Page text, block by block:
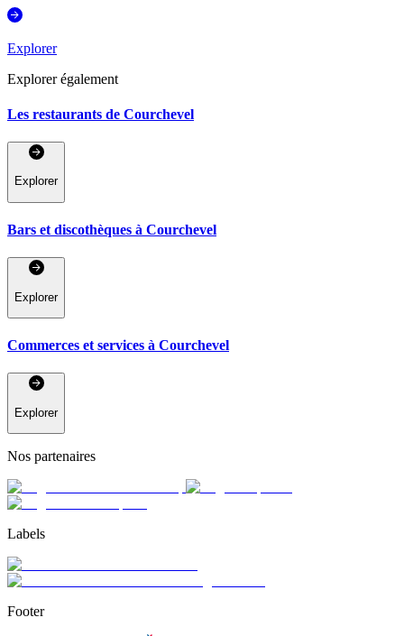
Explorer
Explorer également
Les restaurants de Courchevel
Explorer
Bars et discothèques à Courchevel
Explorer
Commerces et services à Courchevel
Explorer
Nos partenaires
Labels
Footer